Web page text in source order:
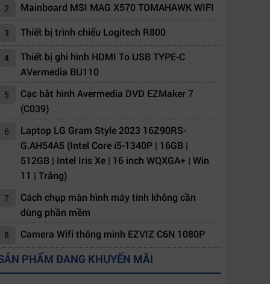
2 Mainboard MSI MAG X570 TOMAHAWK WIFI
3 Thiết bị trình chiếu Logitech R800
4
Thiết bị ghi hình HDMI To USB TYPE-C
AVermedia BU110
5
Cạc bắt hình Avermedia DVD EZMaker 7
(C039)
6
Laptop LG Gram Style 2023 16Z90RS-
G.AH54A5 (Intel Core i5-1340P | 16GB |
512GB | Intel Iris Xe | 16 inch WQXGA+ | Win
11 | Trắng)
7
Cách chụp màn hình máy tính không cần
dùng phần mềm
8 Camera Wifi thông minh EZVIZ C6N 1080P
PHẨM ĐANG KHUYẾN MÃI